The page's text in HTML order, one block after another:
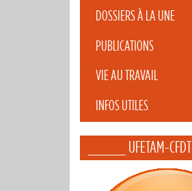
DOSSIERS À LA UNE
PUBLICATIONS
VIE AU TRAVAIL
INFOS UTILES
_____ UFETAM-CFDT